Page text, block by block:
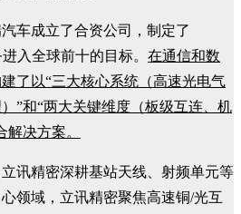
车成立了合资公司，制定了
入全球前十的目标。 在通信和数
了以“三大核心系统（高速光电气
”和“两大关键维度（板级互连、机
决方案。
讯精密深耕基站天线、射频单元等
领域，立讯精密聚焦高速铜/光互